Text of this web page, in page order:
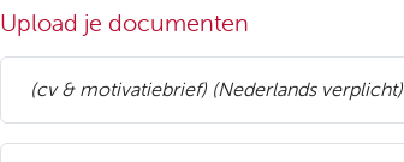
Upload je documenten
(cv & motivatiebrief) (Nederlands verplicht)